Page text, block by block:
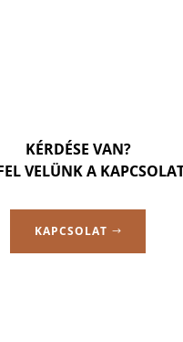
KÉRDÉSE VAN?
VELÜNK A
KAPCSOLAT